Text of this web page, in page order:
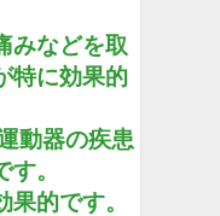
みなどを取
特に効果的
動器の疾患
。
的です。